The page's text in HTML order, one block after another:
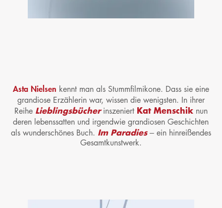
Asta Nielsen kennt man als Stummfilmikone. Dass sie eine
grandiose Erzählerin war, wissen die wenigsten. In ihrer
Reihe Lieblingsbücher inszeniert Kat Menschiknun
deren lebenssatten und irgendwie grandiosen Geschichten
als wunderschönes Buch. Im Paradies– ein hinreißendes
Gesamtkunstwerk.